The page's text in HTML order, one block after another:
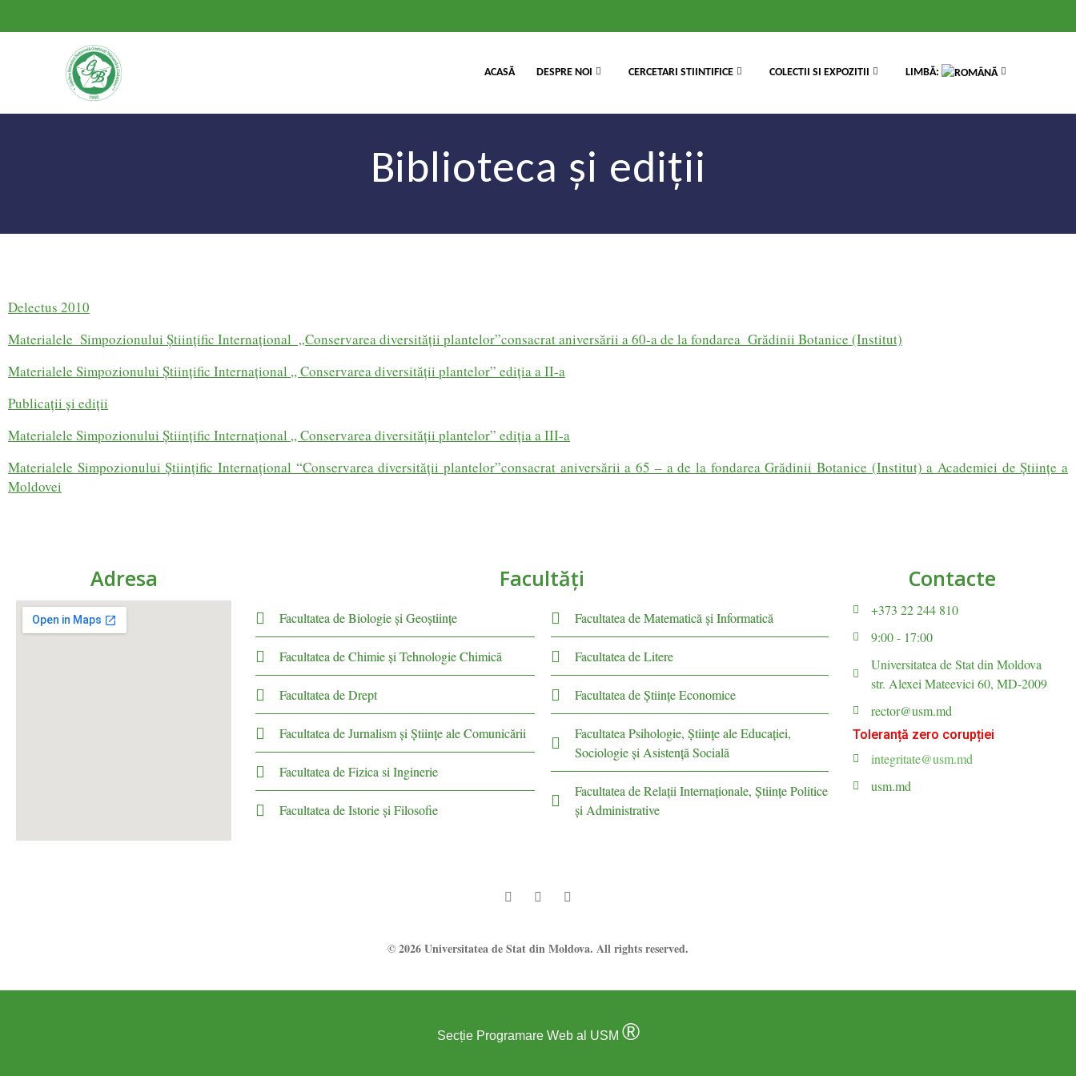
ACASĂ DESPRE NOI CERCETARI STIINTIFICE COLECTII SI EXPOZITII LIMBĂ:
Biblioteca şi ediţii
Delectus 2010
Materialele Simpozionului Ştiinţific Internaţional „Conservarea diversităţii plantelor”consacrat aniversării a 60-a de la fondarea Grădinii Botanice (Institut)
Materialele Simpozionului Ştiinţific Internaţional ,, Conservarea diversităţii plantelor” ediţia a II-a
Publicaţii şi ediţii
Materialele Simpozionului Ştiinţific Internaţional ,, Conservarea diversităţii plantelor” ediţia a III-a
Materialele Simpozionului Ştiințific Internațional “Conservarea diversităţii plantelor”consacrat aniversării a 65 – a de la fondarea Grădinii Botanice (Institut) a Academiei de Ştiințe a
Moldovei
Adresa Facultăţi
Facultatea de Biologie și Geoștiințe
Facultatea de Chimie şi Tehnologie Chimică
Facultatea de Drept
Facultatea de Jurnalism şi Ştiinţe ale Comunicării
Facultatea de Fizica si Inginerie
Facultatea de Istorie şi Filosofie
Facultatea de Matematică şi Informatică
Facultatea de Litere
Facultatea de Științe Economice
Facultatea Psihologie, Ştiinţe ale Educaţiei,
Sociologie și Asistență Socială
Facultatea de Relaţii Internaţionale, Ştiinţe Politice
şi Administrative
Contacte
+373 22 244 810
9:00 - 17:00
Universitatea de Stat din Moldova
str. Alexei Mateevici 60, MD-2009
rector@usm.md
Toleranță zero corupției
integritate@usm.md
usm.md
© 2026 Universitatea de Stat din Moldova. All rights reserved.
Secție Programare Web al USM ®